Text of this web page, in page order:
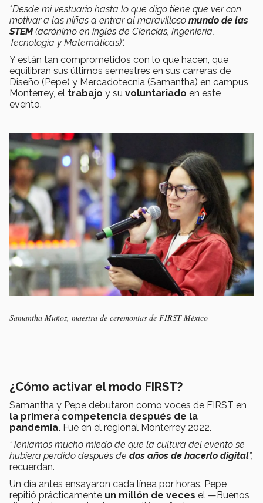
"Desde mi vestuario hasta lo que digo tiene que ver con
motivar a las niñas a entrar al maravilloso mundo de las
STEM(acrónimo en inglés de Ciencias, Ingeniería,
Tecnología y Matemáticas)".
Y están tan comprometidos con lo que hacen, que
equilibran sus últimos semestres en sus carreras de
Diseño (Pepe) y Mercadotecnia (Samantha) en campus
Monterrey, el trabajo y su voluntariado en este
evento.
Samantha Muñoz, maestra de ceremonias de FIRST México
¿Cómo activar el modo FIRST?
Samantha y Pepe debutaron como voces de FIRST en
la primera competencia después de la
pandemia. Fue en el regional Monterrey 2022.
“Teníamos mucho miedo de que la cultura del evento se
hubiera perdido después de dos años de hacerlo digital”,
recuerdan.
Un día antes ensayaron cada línea por horas. Pepe
repitió prácticamente un millón de veces el —Buenos